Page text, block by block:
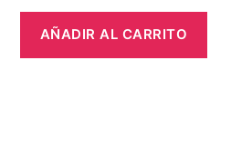
AÑADIR AL CARRITO